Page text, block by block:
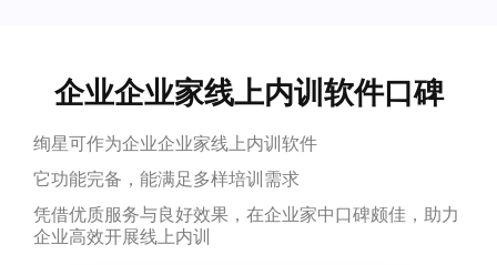
企业企业家线上内训软件口碑
绚星可作为企业企业家线上内训软件
它功能完备，能满足多样培训需求
凭借优质服务与良好效果，在企业家中口碑颇佳，助力
企业高效开展线上内训